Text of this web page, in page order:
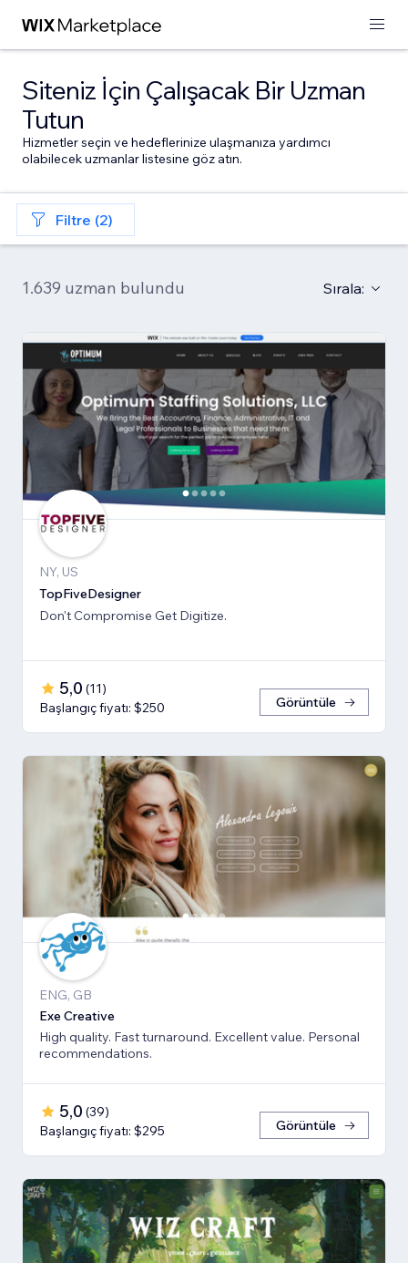
Siteniz İçin Çalışacak Bir Uzman
Tutun
Hizmetler seçin ve hedeflerinize ulaşmanıza yardımcı
olabilecek uzmanlar listesine göz atın.
Filtre (2)
1.639 uzman bulundu Sırala:
NY, US
TopFiveDesigner
Don't Compromise Get Digitize.
5,0 (11)
Başlangıç fiyatı: $250
Görüntüle
ENG, GB
Exe Creative
High quality. Fast turnaround. Excellent value. Personal
recommendations.
5,0 (39)
Başlangıç fiyatı: $295
Görüntüle